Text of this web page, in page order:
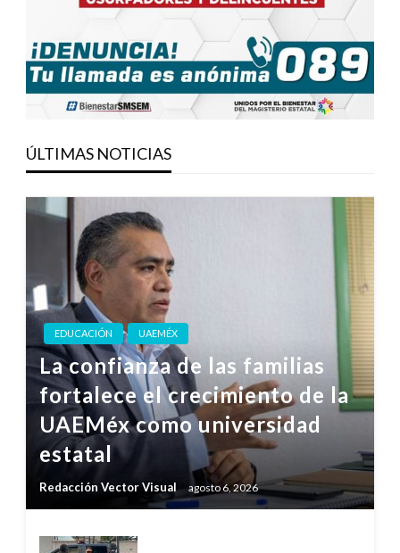
ÚLTIMAS NOTICIAS
EDUCACIÓN UAEMÉX
La confianza de las familias
fortalece el crecimiento de la
UAEMéx como universidad
estatal
Redacción Vector Visual agosto 6, 2026